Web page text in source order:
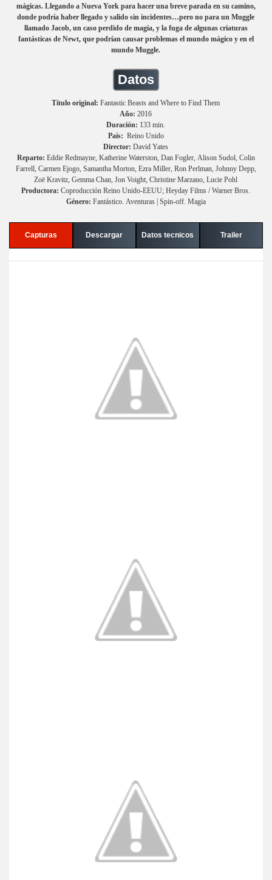
mágicas. Llegando a Nueva York para hacer una breve parada en su camino,
donde podría haber llegado y salido sin incidentes…pero no para un Muggle
llamado Jacob, un caso perdido de magia, y la fuga de algunas criaturas
fantásticas de Newt, que podrían causar problemas el mundo mágico y en el
mundo Muggle.
Datos
Título original: Fantastic Beasts and Where to Find Them
Año: 2016
Duración: 133 min.
País: Reino Unido
Director: David Yates
Reparto: Eddie Redmayne, Katherine Waterston, Dan Fogler, Alison Sudol, Colin
Farrell, Carmen Ejogo, Samantha Morton, Ezra Miller, Ron Perlman, Johnny Depp,
Zoë Kravitz, Gemma Chan, Jon Voight, Christine Marzano, Lucie Pohl
Productora: Coproducción Reino Unido-EEUU; Heyday Films / Warner Bros.
Género: Fantástico. Aventuras | Spin-off. Magia
Capturas Descargar Datos tecnicos Trailer